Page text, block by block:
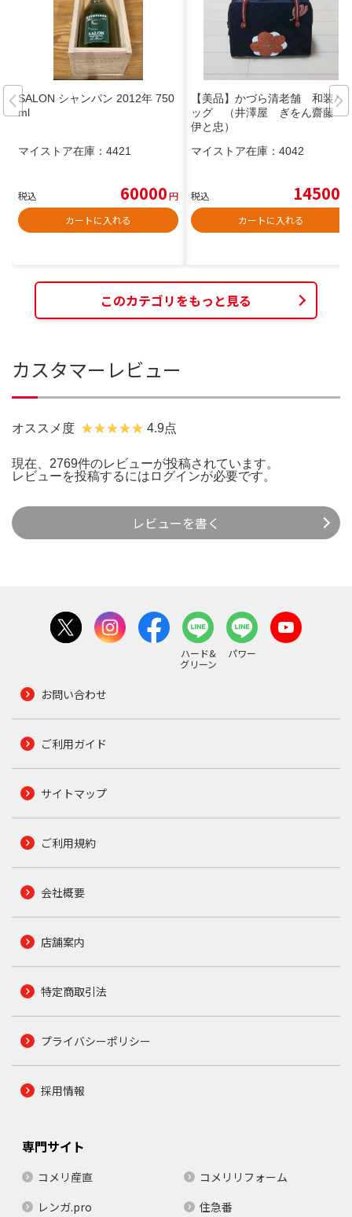
SALON シャンパン 2012年 750
ml
マイストア在庫： 4421
税込 60000円
カートに入れる
【美品】かづら清老舗 和装バ
ッグ （井澤屋 ぎをん齋藤
伊と忠）
マイストア在庫： 4042
税込 14500
カートに入れる
このカテゴリをもっと見る
カスタマーレビュー
オススメ度 4.9点
現在、2769件のレビューが投稿されています。
レビューを投稿するには ログインが必要です。
レビューを書く
ハード&
グリーン
パワー
お問い合わせ
ご利用ガイド
サイトマップ
ご利用規約
会社概要
店舗案内
特定商取引法
プライバシーポリシー
採用情報
専門サイト
コメリ産直
コメリリフォーム
レンガ.pro
住急番